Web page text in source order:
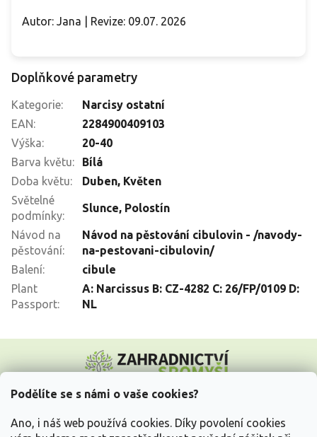
Podělíte se s námi o vaše cookies?
Ano, i náš web používá cookies. Díky povolení cookies
Autor: Jana | Revize: 09.07. 2026
Doplňkové parametry
Kategorie:
Narcisy ostatní
EAN:
2284900409103
Výška:
20-40
Barva květu:
Bílá
Doba květu: Duben, Květen
Světelné
podmínky:
Slunce, Polostín
Návod na
pěstování:
Návod na pěstování cibulovin - /navody-
na-pestovani-cibulovin/
Balení:
cibule
Plant
Passport:
A: Narcissus B: CZ-4282 C: 26/FP/0109 D:
NL
p
Vše o nákupu